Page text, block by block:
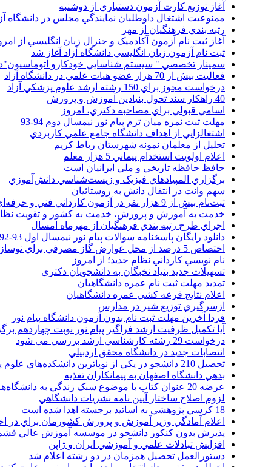
آغاز توزيع کارت آزمون دستياري از دوشنبه
ممنوعيت اشتغال داوطلبان نمايندگي مجلس در دانشگاه
رتبه بندي فرهنگيان از مهر
آغاز ثبت نام آزمون آکادميک و جنرال زبان انگليسي از
ثبت نام آزمون زبان انگليسي دانشگاه آزاد آغاز شد
سمينار تخصصي " سيستم شناسايي خودکارو
فعاليت بيش از 70 هزار عضو هيات علمي در دانشگاه آزاد
درخواست مجوز براي 150 رشته ارشد علوم پزشکي آزاد
40 راهکار سند تحول بنيادين آموزش و پرورش
اسامي قبولي براي مصاحبه دکتري، امروز
مهلت ثبت نمره میان ترم پیام نور نیمسال دوم 94-93
اشتغالزايي از اهداف دانشگاه جامع علمي کاربردي
تجليل از معلمان نمونه شهرستان رباط کريم
اعلام اولويت استخدام پيماني 5 هزار معلم
حافظ حافظه تاريخي و ملي ايرانيان است
برگزاري المپيادهاي فيزيک و زيست‌شناسي دانش‌آموزي
سهم وانت در انتقال دانش به روستائيان
ثبت‌نام بيش از 9 هزار نفر در آزمون کارداني فني و حرفه‌اي
خدمت به آموزش و پرورش، خدمت به کشور و تقويت
اجراي طرح رتبه بندي فرهنگيان از مهرماه امسال
دانلود رایگان پاسخنامه سوالات پیام نور نیمسال اول 93-92
اختصاص 5 درصد از محل عوارض گاز مصرفي براي نوسازي مدارس
نام نويسي کارداني نظام جديد؛ از امروز
تسهيلات جديد بنياد نخبگان به دانشجويان دکتري
تمديد مهلت ثبت نام عمره دانشگاهيان
اعلام نتايج قرعه کشي عمره دانشگاهيان
ازسرگيري توزيع شير در مدارس
فردا آخرین مهلت ثبت نام بدون آزمون دانشگاه پیام نور
آیا تکمیل ظرفیت ارشد فراگیر پیام نور نوبت چهاردهم
درخواست 29 رشته کارشناسي ارشد بررسي مي شود
انتصابات جديد در دانشگاه محقق اردبيلي
تحصيل 210 دانشجو در يکي از نوپاترين دانشکده‌هاي علوم پزشکي کشور
بدهي دانشگاه اصفهان به پيمانکاران تغذيه
عرضه 20 عنوان کتاب با موضوع سبک زندگي به دانشگاه‌ها
لزوم اصلاح ساختار آيين نامه نشريات دانشگاهي
18 کرسي پژوهشي به اساتيد برجسته اهدا شده است
اعلام آمادگي وزير آموزش و پرورش کشورمان براي در
پذيرش بدون کنکور دانشجو در موسسه آموزش عالي
افزايش تبادلات علمي و آموزشي ايران و ژاپن
دستورالعمل تحصیل همزمان در دو رشته اعلام شد